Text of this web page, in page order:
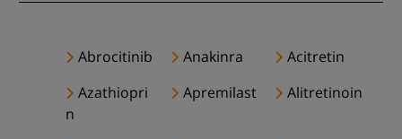
Abrocitinib Anakinra
Acitretin
Azathiopri
n
Apremilast Alitretinoin